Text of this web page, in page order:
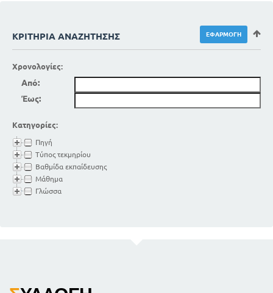
ΚΡΙΤΉΡΙΑ ΑΝΑΖΉΤΗΣΗΣ
Χρονολογίες:
Από:
Έως:
Κατηγορίες:
Πηγή
Τύπος τεκμηρίου
Βαθμίδα εκπαίδευσης
Μάθημα
Γλώσσα